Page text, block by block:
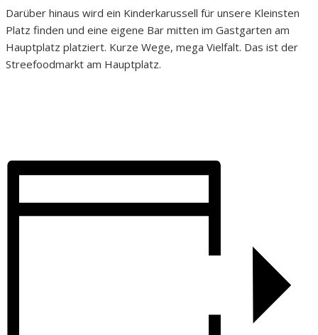
Darüber hinaus wird ein Kinderkarussell für unsere Kleinsten
Platz finden und eine eigene Bar mitten im Gastgarten am
Hauptplatz platziert. Kurze Wege, mega Vielfalt. Das ist der
Streefoodmarkt am Hauptplatz.